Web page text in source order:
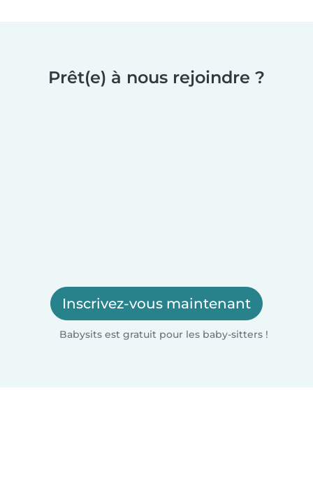
Prêt(e) à nous rejoindre ?
Inscrivez-vous maintenant
Babysits est gratuit pour les baby-sitters !